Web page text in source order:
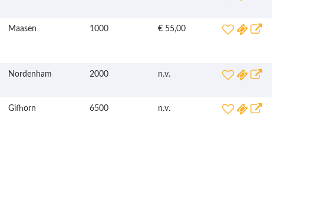
Maasen 1000 € 55,00
Nordenham 2000 n.v.
Gifhorn 6500 n.v.